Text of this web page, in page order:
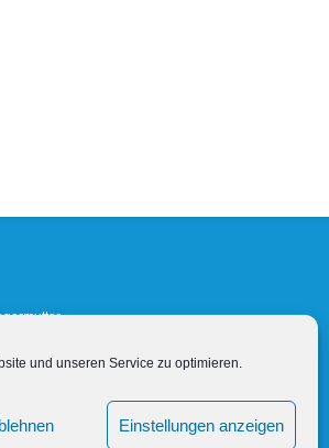
und unseren Service zu optimieren.
Einstellungen anzeigen